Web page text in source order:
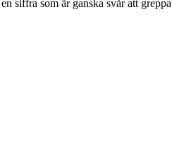
siffra som är ganska svår att